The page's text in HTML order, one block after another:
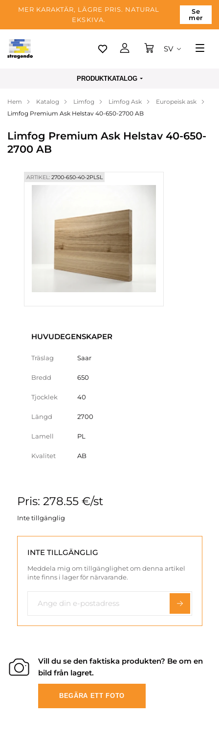
MER KARAKTÄR, LÄGRE PRIS. NATURAL
EKSKIVA.
Se
mer
Tallinn
Betalning
Blogg
SV
PRODUKTKATALOG
Hem Katalog Limfog Limfog Ask
Europeisk ask
Limfog Premium Ask Helstav 40-650-2700 AB
Limfog Premium Ask Helstav 40-650-
2700 AB
ARTIKEL:2700-650-40-2PLSL
HUVUDEGENSKAPER
Träslag Saar
Bredd 650
Tjocklek 40
Längd 2700
Lamell PL
Kvalitet AB
Pris: 278.55 €/st
Inte tillgänglig
INTE TILLGÄNGLIG
Meddela mig om tillgänglighet om denna artikel
inte finns i lager för närvarande.
Vill du se den faktiska produkten? Be om en
bild från lagret.
BEGÄRA ETT FOTO